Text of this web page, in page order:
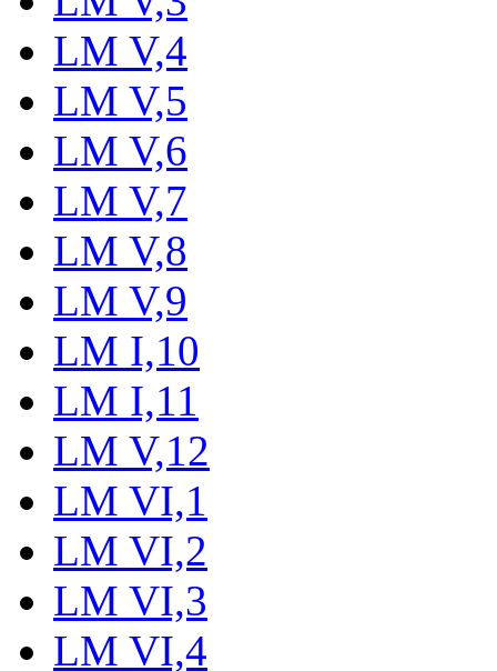
LM V,4
LM V,5
LM V,6
LM V,7
LM V,8
LM V,9
LM I,10
LM I,11
LM V,12
LM VI,1
LM VI,2
LM VI,3
LM VI,4